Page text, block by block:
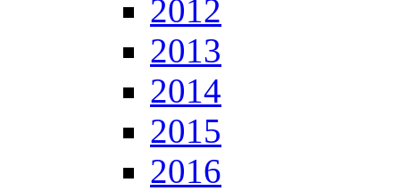
2012
2013
2014
2015
2016